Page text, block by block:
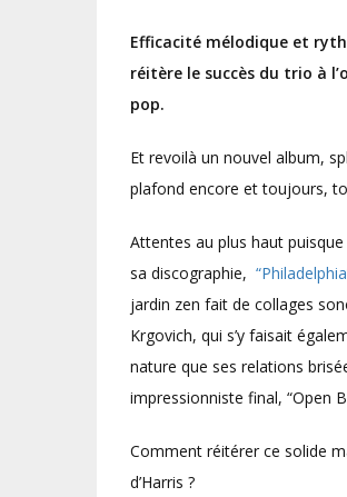
Efficacité mélodique et
réitère le succès du trio à
pop.
Et revoilà un nouvel album,
plafond encore et toujours,
Attentes au plus haut
sa discographie, “Philadelphia
jardin zen fait de collages
Krgovich, qui s’y faisait
nature que ses relations
impressionniste final, “Open
Comment réitérer ce solide
d’Harris ?